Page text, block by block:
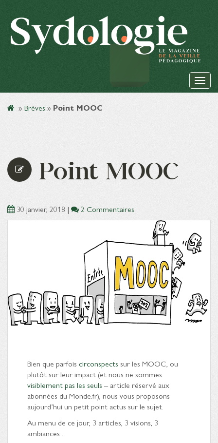
» Brèves » Point MOOC
Point MOOC
30 janvier, 2018 | 2 Commentaires
Bien que parfois circonspects sur les MOOC, ou
plutôt sur leur impact (et nous ne sommes
visiblement pas les seuls – article réservé aux
abonnées du Monde.fr), nous vous proposons
aujourd’hui un petit point actus sur le sujet.
Au menu de ce jour, 3 articles, 3 visions, 3
ambiances :